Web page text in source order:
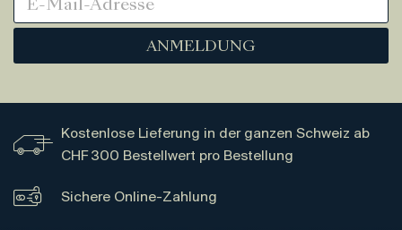
ANMELDUNG
Kostenlose Lieferung in der ganzen Schweiz ab
CHF 300 Bestellwert pro Bestellung
Sichere Online-Zahlung